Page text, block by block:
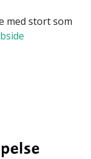
med stort som